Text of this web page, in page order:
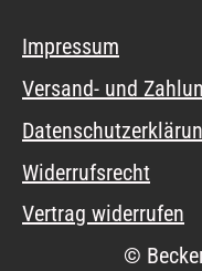
Impressum
Versand- und
Widerrufsrecht
Vertrag widerrufen
©